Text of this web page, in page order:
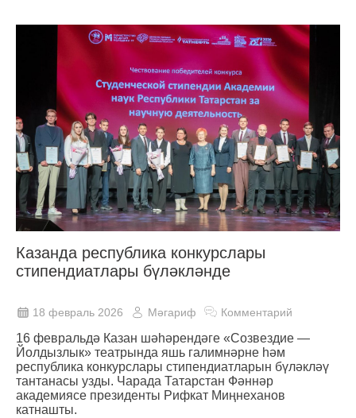
Казанда республика конкурслары
стипендиатлары бүләкләнде
18 февраль 2026 Мәгариф Комментарий
16 февральдә Казан шәһәрендәге «Созвездие —
Йолдызлык» театрында яшь галимнәрне һәм
республика конкурслары стипендиатларын бүләкләү
тантанасы узды. Чарада Татарстан Фәннәр
академиясе президенты Рифкат Миңнеханов
катнашты.